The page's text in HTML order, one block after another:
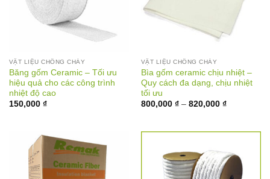
VẬT LIỆU CHỐNG CHÁY
Băng gốm Ceramic – Tối ưu
hiệu quả cho các công trình
nhiệt độ cao
150,000 ₫
VẬT LIỆU CHỐNG CHÁY
Bìa gốm ceramic chịu nhiệt –
Quy cách đa dạng, chịu nhiệt
tối ưu
800,000 ₫ – 820,000 ₫Khoảng
đến